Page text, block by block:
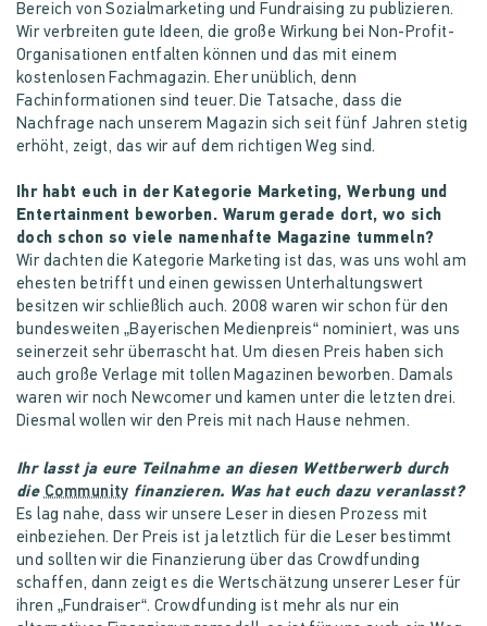
Bereich von Sozialmarketing und Fundraising zu publizieren.
Wir verbreiten gute Ideen, die große Wirkung bei Non-Profit-
Organisationen entfalten können und das mit einem
kostenlosen Fachmagazin. Eher unüblich, denn
Fachinformationen sind teuer. Die Tatsache, dass die
Nachfrage nach unserem Magazin sich seit fünf Jahren stetig
erhöht, zeigt, das wir auf dem richtigen Weg sind.
Ihr habt euch in der Kategorie Marketing, Werbung und
Entertainment beworben. Warum gerade dort, wo sich
doch schon so viele namenhafte Magazine tummeln?
Wir dachten die Kategorie Marketing ist das, was uns wohl am
ehesten betrifft und einen gewissen Unterhaltungswert
besitzen wir schließlich auch. 2008 waren wir schon für den
bundesweiten „Bayerischen Medienpreis“ nominiert, was uns
seinerzeit sehr überrascht hat. Um diesen Preis haben sich
auch große Verlage mit tollen Magazinen beworben. Damals
waren wir noch Newcomer und kamen unter die letzten drei.
Diesmal wollen wir den Preis mit nach Hause nehmen.
Ihr lasst ja eure Teilnahme an diesen Wettberwerb durch
die Community finanzieren. Was hat euch dazu veranlasst?
Es lag nahe, dass wir unsere Leser in diesen Prozess mit
einbeziehen. Der Preis ist ja letztlich für die Leser bestimmt
und sollten wir die Finanzierung über das Crowdfunding
schaffen, dann zeigt es die Wertschätzung unserer Leser für
ihren „Fundraiser“. Crowdfunding ist mehr als nur ein